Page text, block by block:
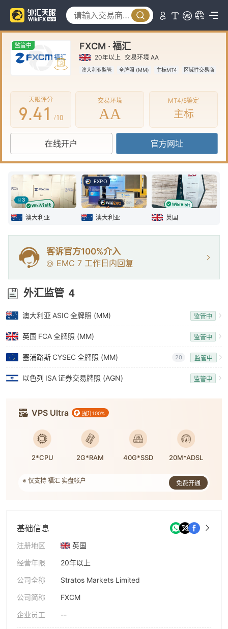
监管中 FXCM · 福汇
20年以上 交易环境 AA
澳大利亚监管 全牌照 (MM) 主标MT4 区域性交易商
天眼评分
4
5
6
8
9.
0
1
3
4
5
6
7
8
9
0
1
2
3
4
5
6
7
8
9
/10
交易环境
AA
MT4/5鉴定
主标
在线开户 官方网址
3
澳大利亚
EXPO
澳大利亚 英国
客诉官方100%介入
EMC 7 工作日内回复
外汇监管 4
澳大利亚 ASIC全牌照 (MM) 监管中
英国 FCA全牌照 (MM) 监管中
塞浦路斯 CYSEC全牌照 (MM) 20 监管中
以色列 ISA证券交易牌照 (AGN) 监管中
VPS Ultra 提升100%
2*CPU 2G*RAM 40G*SSD 20M*ADSL
※ 仅支持 福汇 实盘帐户
免费开通
基础信息
注册地区
英国
经营年限
20年以上
公司全称
Stratos Markets Limited
公司简称
FXCM
企业员工
--